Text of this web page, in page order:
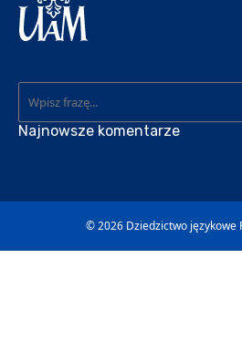
Najnowsze komentarze
© 2026 Dziedzictwo językowe